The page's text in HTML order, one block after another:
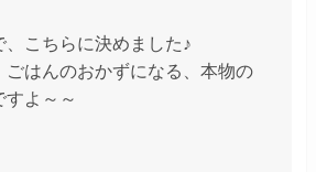
こちらに決めました♪
ごはんのおかずになる、本物の
よ～～